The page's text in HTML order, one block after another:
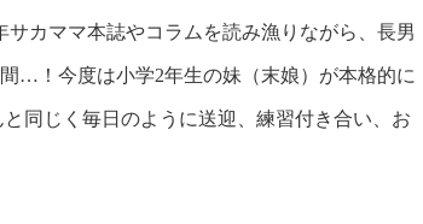
カママ本誌やコラムを読み漁りながら、長男
…！今度は小学2年生の妹（末娘）が本格的に
同じく毎日のように送迎、練習付き合い、お